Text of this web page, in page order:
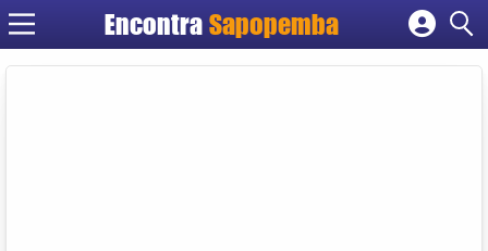
Encontra Sapopemba
Cadastrar empresa